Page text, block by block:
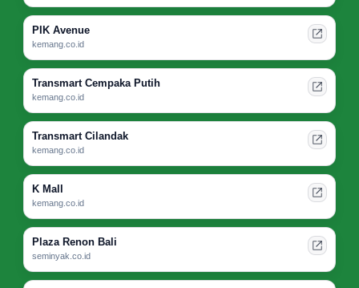
PIK Avenue
kemang.co.id
Transmart Cempaka Putih
kemang.co.id
Transmart Cilandak
kemang.co.id
K Mall
kemang.co.id
Plaza Renon Bali
seminyak.co.id